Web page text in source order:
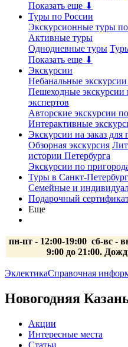
Показать еще ⬇
Туры по России
Экскурсионные туры
Активные туры
Однодневные туры
Показать еще ⬇
Экскурсии
Небанальные
Пешеходные экскурсии
экспертов
Авторские экскурсии
Интерактивные
Экскурсии на заказ для
Обзорная экскурсия
истории Петербурга
Экскурсии по
Туры в Санкт-Петербург
Семейные и
Подарочный
Еще
пн-пт - 12:00-19:00 сб-вс -
9:00 до 21:00.
ЭклектикаСправочная
Новогодняя
Акции
Интересные места
Статьи